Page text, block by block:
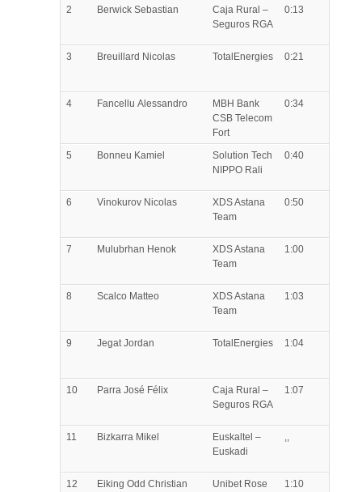
2 Berwick Sebastian
Caja Rural –
Seguros RGA
0:13
3 Breuillard Nicolas TotalEnergies 0:21
4 Fancellu Alessandro
MBH Bank
CSB Telecom
Fort
0:34
5 Bonneu Kamiel
Solution Tech
NIPPO Rali
0:40
6 Vinokurov Nicolas
XDS Astana
Team
0:50
7 Mulubrhan Henok
XDS Astana
Team
1:00
8 Scalco Matteo
XDS Astana
Team
1:03
9 JegatJordan TotalEnergies 1:04
10 Parra José Félix
Caja Rural –
Seguros RGA
1:07
11 Bizkarra Mikel
Euskaltel –
Euskadi
,,
12 Eiking Odd Christian
Unibet Rose
1:10